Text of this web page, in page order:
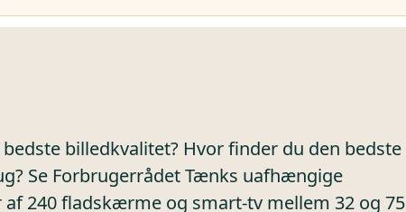
billedkvalitet? Hvor finder du den bedste
Se Forbrugerrådet Tænks uafhængige
240 fladskærme og smart-tv mellem 32 og 75